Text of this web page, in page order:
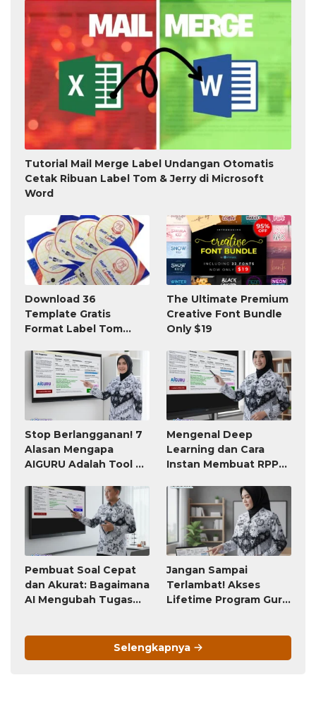
Tutorial Mail Merge Label Undangan Otomatis
Cetak Ribuan Label Tom & Jerry di Microsoft
Word
Download 36
Template Gratis
Format Label Tom
Word
The Ultimate Premium
Creative Font Bundle
Only $19
Stop Berlangganan! 7
Alasan Mengapa
AIGURU Adalah Tool AI
Worth It (Bayar 79
Ribu, Untung Seumur
Mengenal Deep
Learning dan Cara
Instan Membuat RPP
Pembuat Soal Cepat
dan Akurat: Bagaimana
AI Mengubah Tugas
Jangan Sampai
Terlambat! Akses
Lifetime Program Guru
Berubah Menjadi
Langganan Bulanan
Selengkapnya